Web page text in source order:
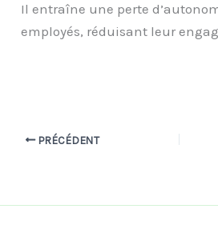
Il entraîne une perte
employés, réduisant leur
PRÉCÉDENT